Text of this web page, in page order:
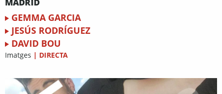
GEMMA GARCIA
JESÚS RODRÍGUEZ
DAVID BOU
Imatges | DIRECTA